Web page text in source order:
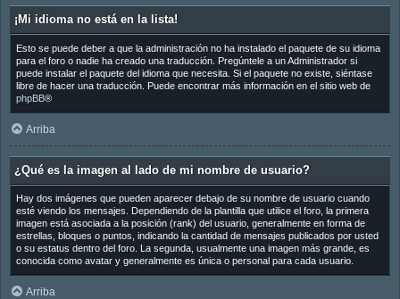
¡Mi idioma no está en la lista!
Esto se puede deber a que la administración no ha instalado el paquete de su idioma
para el foro o nadie ha creado una traducción. Pregúntele a un Administrador si
puede instalar el paquete del idioma que necesita. Si el paquete no existe, siéntase
libre de hacer una traducción. Puede encontrar más información en el sitio web de
phpBB®
Arriba
¿Qué es la imagen al lado de mi nombre de usuario?
Hay dos imágenes que pueden aparecer debajo de su nombre de usuario cuando
esté viendo los mensajes. Dependiendo de la plantilla que utilice el foro, la primera
imagen está asociada a la posición (rank) del usuario, generalmente en forma de
estrellas, bloques o puntos, indicando la cantidad de mensajes publicados por usted
o su estatus dentro del foro. La segunda, usualmente una imagen más grande, es
conocida como avatar y generalmente es única o personal para cada usuario.
Arriba